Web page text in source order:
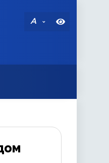
A